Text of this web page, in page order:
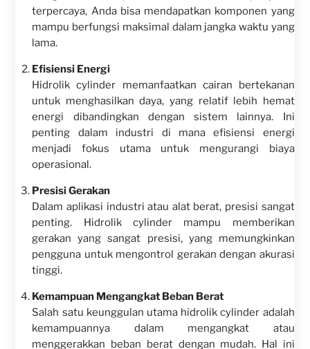
terpercaya, Anda bisa mendapatkan komponen yang
mampu berfungsi maksimal dalam jangka waktu yang
lama.
Efisiensi Energi
Hidrolik cylinder memanfaatkan cairan bertekanan
untuk menghasilkan daya, yang relatif lebih hemat
energi dibandingkan dengan sistem lainnya. Ini
penting dalam industri di mana efisiensi energi
menjadi fokus utama untuk mengurangi biaya
operasional.
Presisi Gerakan
Dalam aplikasi industri atau alat berat, presisi sangat
penting. Hidrolik cylinder mampu memberikan
gerakan yang sangat presisi, yang memungkinkan
pengguna untuk mengontrol gerakan dengan akurasi
tinggi.
Kemampuan Mengangkat Beban Berat
Salah satu keunggulan utama hidrolik cylinder adalah
kemampuannya dalam mengangkat atau
menggerakkan beban berat dengan mudah. Hal ini